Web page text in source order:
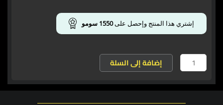
إشتري هذا المنتج وإحصل على1550 سومو
يوهمبين
-
Champs
Yohimbine
إضافة إلى السلة